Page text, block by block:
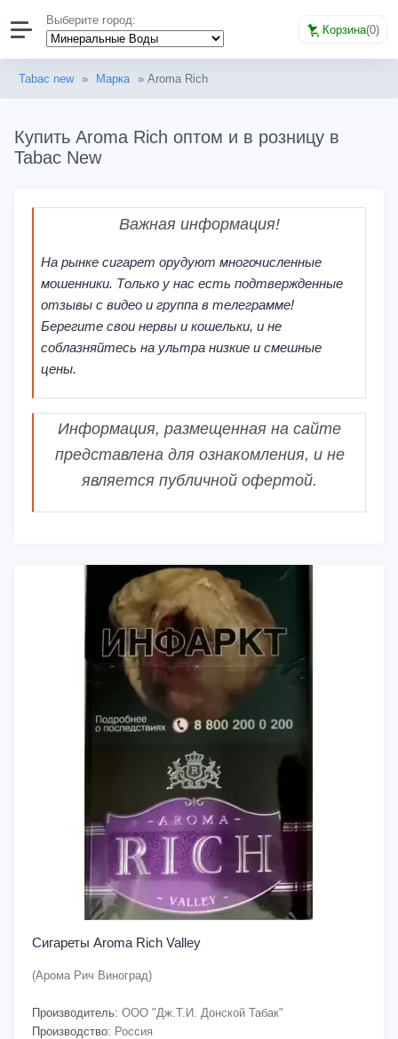
Выберите город:
Корзина(0)
Tabac new » Марка » Aroma Rich
Купить Aroma Rich оптом и в розницу в
Tabac New
Важная информация!
На рынке сигарет орудуют многочисленные
мошенники. Только у нас есть подтвержденные
отзывы с видео и группа в телеграмме!
Берегите свои нервы и кошельки, и не
соблазняйтесь на ультра низкие и смешные
цены.
Информация, размещенная на сайте
представлена для ознакомления, и не
является публичной офертой.
Сигареты Aroma Rich Valley
(Арома Рич Виноград)
Производитель: ООО "Дж.Т.И. Донской Табак"
Производство: Россия